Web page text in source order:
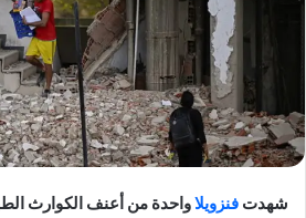
شهدت فنزويلاواحدة من أعنف الكوارث